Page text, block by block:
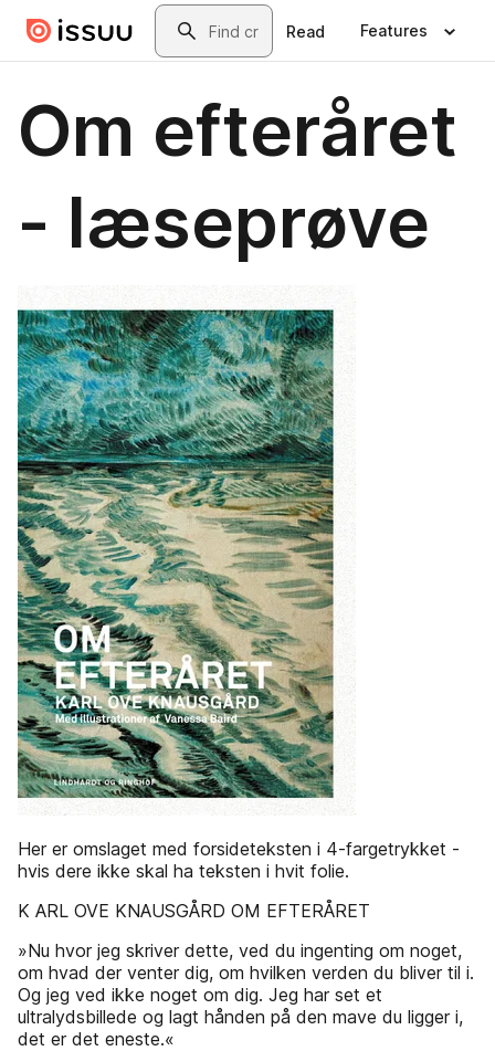
Skip to main contentSearch
Read Features
Om efteråret
- læseprøve
Her er omslaget med forsideteksten i 4-fargetrykket -
hvis dere ikke skal ha teksten i hvit folie.
K ARL OVE KNAUSGÅRD OM EFTERÅRET
»Nu hvor jeg skriver dette, ved du ingenting om noget,
om hvad der venter dig, om hvilken verden du bliver til i.
Og jeg ved ikke noget om dig. Jeg har set et
ultralydsbillede og lagt hånden på den mave du ligger i,
det er det eneste.«